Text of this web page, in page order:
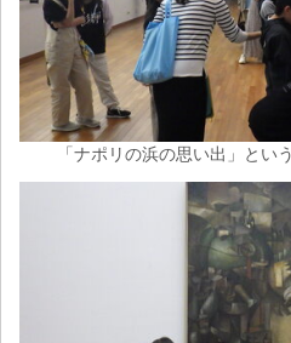
「ナポリの浜の思い出」とい